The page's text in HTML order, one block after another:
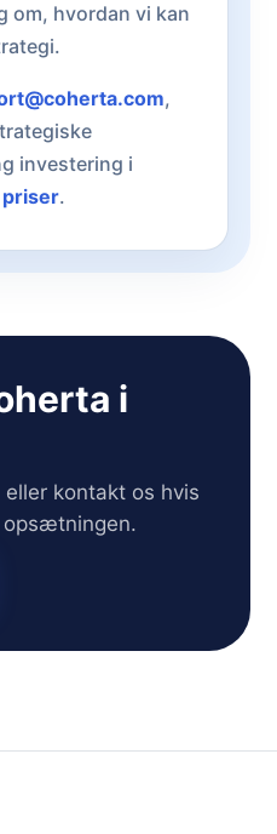
om, hvordan vi kan
,
investering i
.
i
kontakt os hvis
opsætningen.